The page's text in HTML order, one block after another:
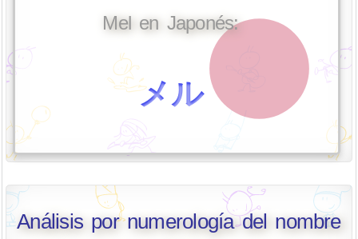
Mel en Japonés:
メル
Análisis por numerología del nombre